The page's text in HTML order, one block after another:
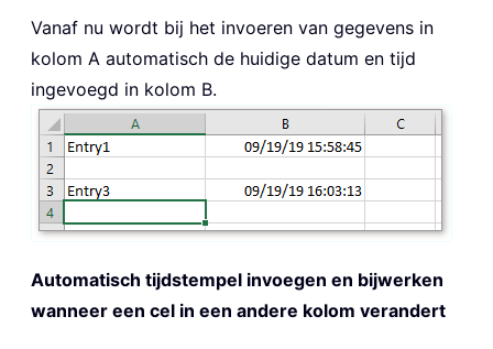
Vanaf nu wordt bij het invoeren van gegevens in
kolom A automatisch de huidige datum en tijd
ingevoegd in kolom B.
Automatisch tijdstempel invoegen en bijwerken
wanneer een cel in een andere kolom verandert